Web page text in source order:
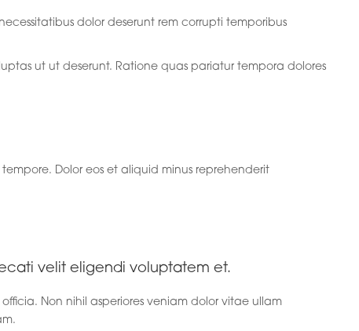
dolor deserunt rem corrupti temporibus
ut ut deserunt. Ratione quas pariatur tempora dolores
Dolor eos et aliquid minus reprehenderit
velit eligendi voluptatem et.
Non nihil asperiores veniam dolor vitae ullam